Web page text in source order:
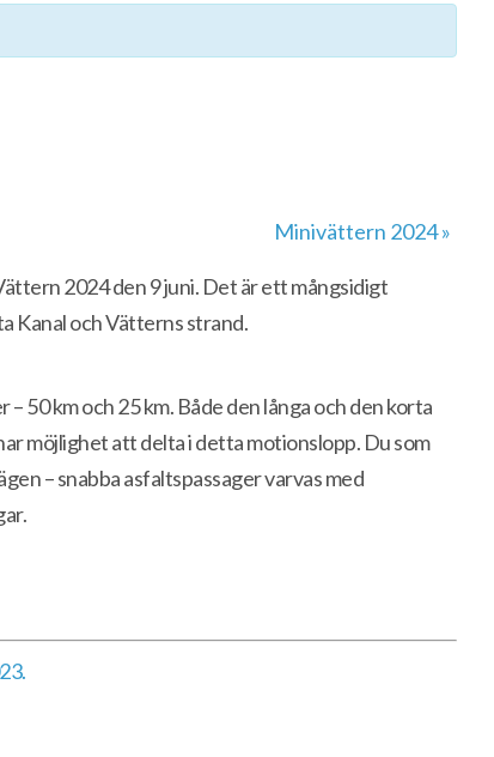
Minivättern 2024»
2024 den 9 juni. Det är ett mångsidigt
Kanal och Vätterns strand.
50 km och 25 km. Både den långa och den korta
möjlighet att delta i detta motionslopp. Du som
– snabba asfaltspassager varvas med